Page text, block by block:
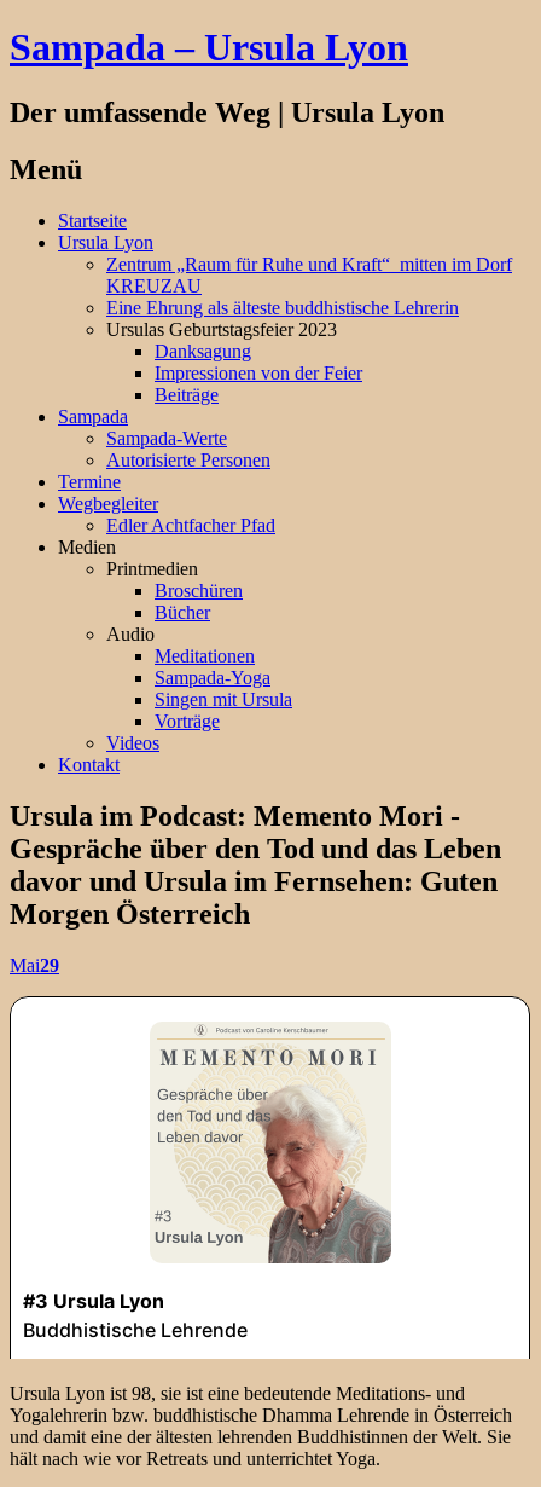
Sampada – Ursula Lyon
Der umfassende Weg | Ursula Lyon
Menü
Springe
zum
Startseite
Ursula Lyon
Zentrum „Raum für Ruhe und Kraft“ mitten im Dorf
KREUZAU
Eine Ehrung als älteste buddhistische Lehrerin
Ursulas Geburtstagsfeier 2023
Danksagung
Impressionen von der Feier
Beiträge
Sampada
Sampada-Werte
Autorisierte Personen
Termine
Wegbegleiter
Edler Achtfacher Pfad
Medien
Printmedien
Broschüren
Bücher
Audio
Meditationen
Sampada-Yoga
Singen mit Ursula
Vorträge
Videos
Kontakt
Ursula im Podcast: Memento Mori -
Gespräche über den Tod und das Leben
davor und Ursula im Fernsehen: Guten
Morgen Österreich
Mai29
Ursula Lyon ist 98, sie ist eine bedeutende Meditations- und
Yogalehrerin bzw. buddhistische Dhamma Lehrende in Österreich
und damit eine der ältesten lehrenden Buddhistinnen der Welt. Sie
hält nach wie vor Retreats und unterrichtet Yoga.